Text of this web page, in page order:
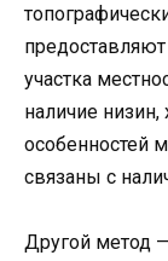
участка
наличие
особенностей
связаны с
Другой метод